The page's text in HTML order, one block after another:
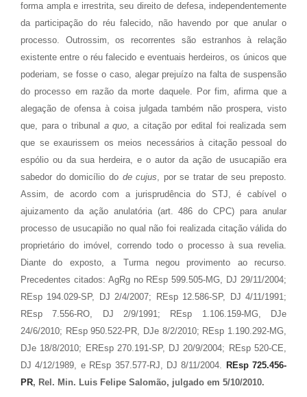
forma ampla e irrestrita, seu direito de defesa, independentemente
da participação do réu falecido, não havendo por que anular o
processo. Outrossim, os recorrentes são estranhos à relação
existente entre o réu falecido e eventuais herdeiros, os únicos que
poderiam, se fosse o caso, alegar prejuízo na falta de suspensão
do processo em razão da morte daquele. Por fim, afirma que a
alegação de ofensa à coisa julgada também não prospera, visto
que, para o tribunal a quo, a citação por edital foi realizada sem
que se exaurissem os meios necessários à citação pessoal do
espólio ou da sua herdeira, e o autor da ação de usucapião era
sabedor do domicílio do de cujus, por se tratar de seu preposto.
Assim, de acordo com a jurisprudência do STJ, é cabível o
ajuizamento da ação anulatória (art. 486 do CPC) para anular
processo de usucapião no qual não foi realizada citação válida do
proprietário do imóvel, correndo todo o processo à sua revelia.
Diante do exposto, a Turma negou provimento ao recurso.
Precedentes citados: AgRg no REsp 599.505-MG, DJ 29/11/2004;
REsp 194.029-SP, DJ 2/4/2007; REsp 12.586-SP, DJ 4/11/1991;
REsp 7.556-RO, DJ 2/9/1991; REsp 1.106.159-MG, DJe
24/6/2010; REsp 950.522-PR, DJe 8/2/2010; REsp 1.190.292-MG,
DJe 18/8/2010; EREsp 270.191-SP, DJ 20/9/2004; REsp 520-CE,
DJ 4/12/1989, e REsp 357.577-RJ, DJ 8/11/2004. REsp 725.456-
PR, Rel. Min. Luis Felipe Salomão, julgado em 5/10/2010.